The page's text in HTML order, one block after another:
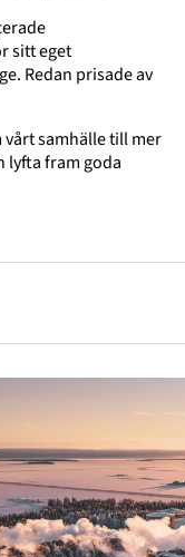
sitt eget
Redan prisade av
samhälle till mer
lyfta fram goda